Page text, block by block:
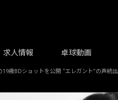
求人情報 卓球動画
歳BDショットを公開 “エレガント”の声続出